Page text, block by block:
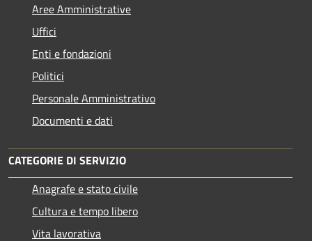
Aree Amministrative
Uffici
Enti e fondazioni
Politici
Personale Amministrativo
Documenti e dati
CATEGORIE DI SERVIZIO
Anagrafe e stato civile
Cultura e tempo libero
Vita lavorativa